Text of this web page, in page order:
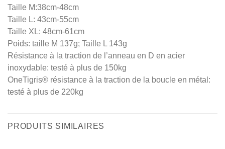
Taille M:38cm-48cm
Taille L: 43cm-55cm
Taille XL: 48cm-61cm
Poids: taille M 137g; Taille L 143g
Résistance à la traction de l’anneau en D en acier
inoxydable: testé à plus de 150kg
OneTigris® résistance à la traction de la boucle en métal:
testé à plus de 220kg
PRODUITS SIMILAIRES